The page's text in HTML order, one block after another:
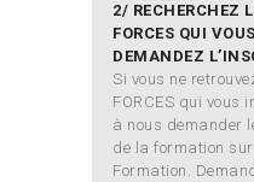
2/ RECHERCHEZ
FORCES QUI
DEMANDEZ
Si vous ne
FORCES qui vous
à nous demander
de la formation
Formation.